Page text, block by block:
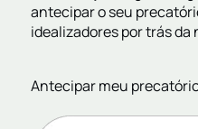
antecipar o seu
idealizadores por trás da
Antecipar meu